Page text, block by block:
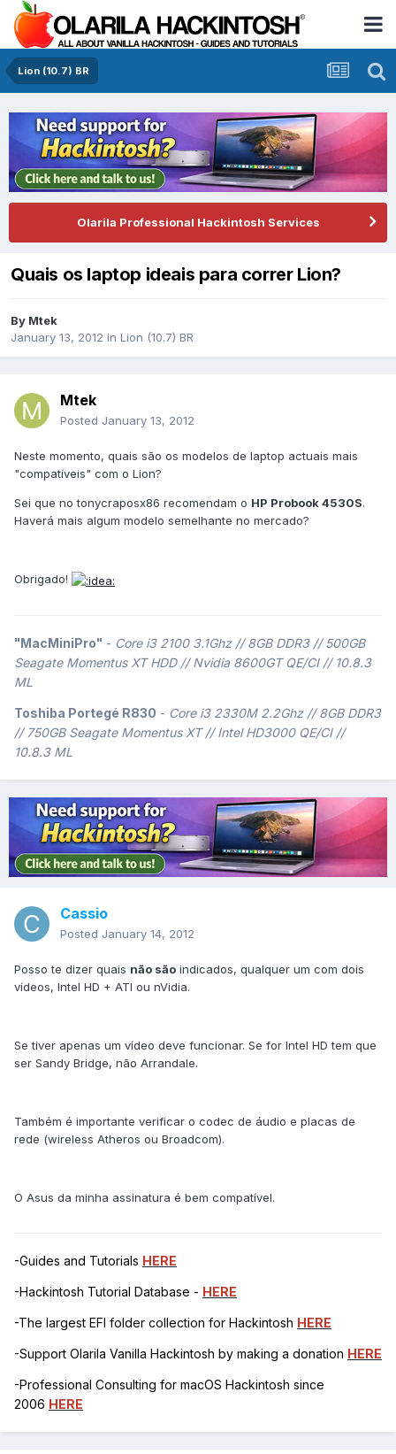
Lion (10.7) BR
Olarila Professional Hackintosh Services
Quais os laptop ideais para correr Lion?
By Mtek
January 13, 2012 in Lion (10.7) BR
Mtek
Posted January 13, 2012
Neste momento, quais são os modelos de laptop actuais mais
"compatíveis" com o Lion?
Sei que no tonycraposx86 recomendam o HP Probook 4530S.
Haverá mais algum modelo semelhante no mercado?
Obrigado!
"MacMiniPro" - Core i3 2100 3.1Ghz // 8GB DDR3 // 500GB
Seagate Momentus XT HDD // Nvidia 8600GT QE/CI // 10.8.3
ML
Toshiba Portegé R830 - Core i3 2330M 2.2Ghz // 8GB DDR3
// 750GB Seagate Momentus XT // Intel HD3000 QE/CI //
10.8.3 ML
Cassio
Posted January 14, 2012
Posso te dizer quais não são indicados, qualquer um com dois
vídeos, Intel HD + ATI ou nVidia.
Se tiver apenas um vídeo deve funcionar. Se for Intel HD tem que
ser Sandy Bridge, não Arrandale.
Também é importante verificar o codec de áudio e placas de
rede (wireless Atheros ou Broadcom).
O Asus da minha assinatura é bem compatível.
-Guides and Tutorials HERE
-Hackintosh Tutorial Database - HERE
-The largest EFI folder collection for Hackintosh HERE
-Support Olarila Vanilla Hackintosh by making a donation HERE
-Professional Consulting for macOS Hackintosh since
2006 HERE